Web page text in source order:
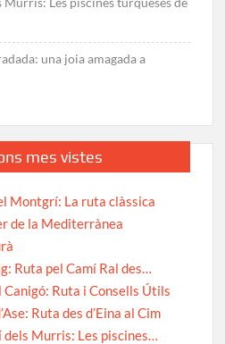
una joia amagada a
mes vistes
Montgrí: La ruta clàssica
de la Mediterrànea
Ruta pel Camí Ral des…
Canigó: Ruta i Consells Útils
Ruta des d’Eina al Cim
dels Murris: Les piscines…